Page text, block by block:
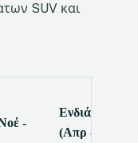
SUV και
-
Ενδιάμεση
(Απρ - Μάι,